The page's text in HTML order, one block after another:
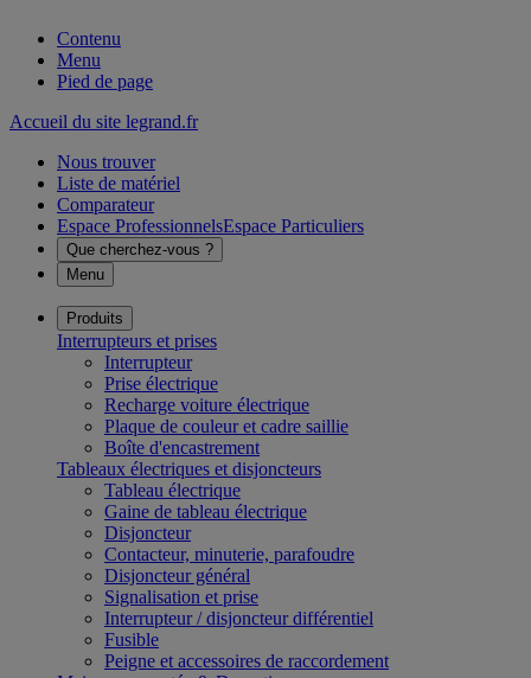
Contenu
Menu
Pied de page
Accueil du site legrand.fr
Nous trouver
Liste de matériel
Comparateur
Espace ProfessionnelsEspace Particuliers
Que cherchez-vous ?
Menu
Produits
Interrupteurs et prises
Interrupteur
Prise électrique
Recharge voiture électrique
Plaque de couleur et cadre saillie
Boîte d'encastrement
Tableaux électriques et disjoncteurs
Tableau électrique
Gaine de tableau électrique
Disjoncteur
Contacteur, minuterie, parafoudre
Disjoncteur général
Signalisation et prise
Interrupteur / disjoncteur différentiel
Fusible
Peigne et accessoires de raccordement